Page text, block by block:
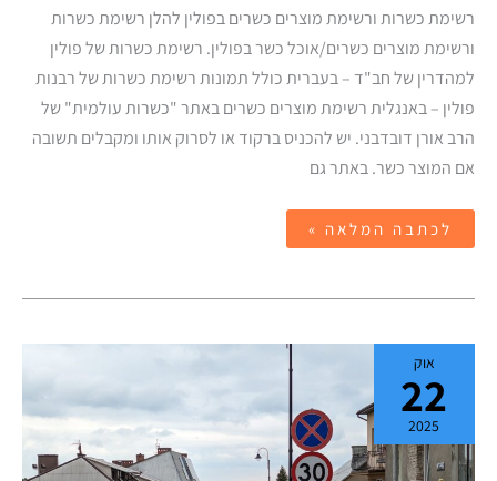
רשימת כשרות ורשימת מוצרים כשרים בפולין להלן רשימת כשרות
ורשימת מוצרים כשרים/אוכל כשר בפולין. רשימת כשרות של פולין
למהדרין של חב"ד – בעברית כולל תמונות רשימת כשרות של רבנות
פולין – באנגלית רשימת מוצרים כשרים באתר "כשרות עולמית" של
הרב אורן דובדבני. יש להכניס ברקוד או לסרוק אותו ומקבלים תשובה
אם המוצר כשר. באתר גם
לכתבה המלאה »
אוק
22
2025
לומז'ה